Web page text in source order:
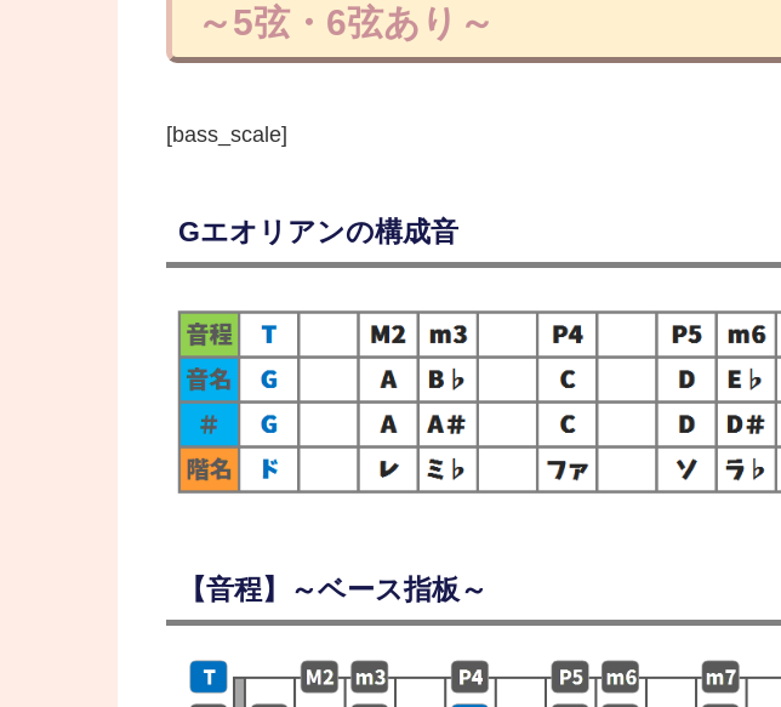
～5弦・6弦あり～
[bass_scale]
Gエオリアンの構成音
【音程】～ベース指板～